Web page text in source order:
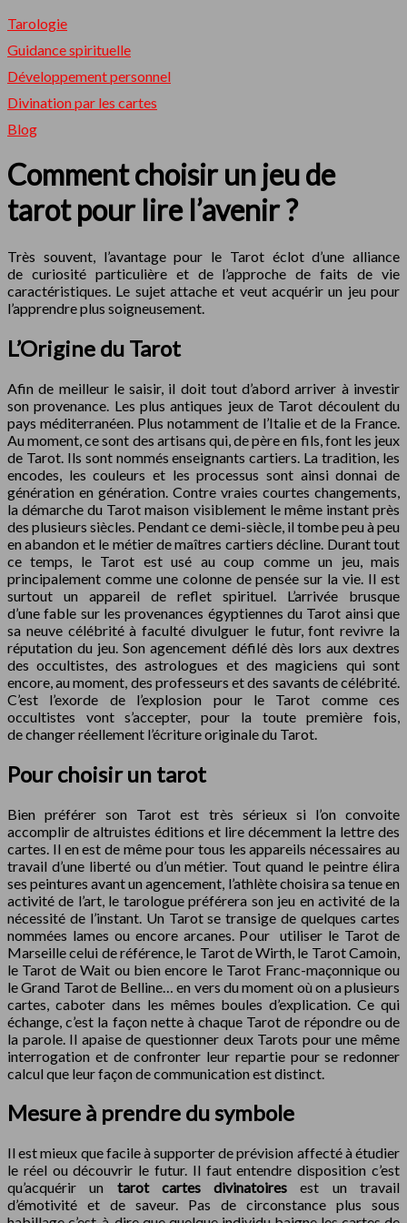
Tarologie
Guidance spirituelle
Développement personnel
Divination par les cartes
Blog
Comment choisir un jeu de
tarot pour lire l’avenir ?
Très souvent, l’avantage pour le Tarot éclot d’une alliance
de curiosité particulière et de l’approche de faits de vie
caractéristiques. Le sujet attache et veut acquérir un jeu pour
l’apprendre plus soigneusement.
L’Origine du Tarot
Afin de meilleur le saisir, il doit tout d’abord arriver à investir
son provenance. Les plus antiques jeux de Tarot découlent du
pays méditerranéen. Plus notamment de l’Italie et de la France.
Au moment, ce sont des artisans qui, de père en fils, font les jeux
de Tarot. Ils sont nommés enseignants cartiers. La tradition, les
encodes, les couleurs et les processus sont ainsi donnai de
génération en génération. Contre vraies courtes changements,
la démarche du Tarot maison visiblement le même instant près
des plusieurs siècles. Pendant ce demi-siècle, il tombe peu à peu
en abandon et le métier de maîtres cartiers décline. Durant tout
ce temps, le Tarot est usé au coup comme un jeu, mais
principalement comme une colonne de pensée sur la vie. Il est
surtout un appareil de reflet spirituel. L’arrivée brusque
d’une fable sur les provenances égyptiennes du Tarot ainsi que
sa neuve célébrité à faculté divulguer le futur, font revivre la
réputation du jeu. Son agencement défilé dès lors aux dextres
des occultistes, des astrologues et des magiciens qui sont
encore, au moment, des professeurs et des savants de célébrité.
C’est l’exorde de l’explosion pour le Tarot comme ces
occultistes vont s’accepter, pour la toute première fois,
de changer réellement l’écriture originale du Tarot.
Pour choisir un tarot
Bien préférer son Tarot est très sérieux si l’on convoite
accomplir de altruistes éditions et lire décemment la lettre des
cartes. Il en est de même pour tous les appareils nécessaires au
travail d’une liberté ou d’un métier. Tout quand le peintre élira
ses peintures avant un agencement, l’athlète choisira sa tenue en
activité de l’art, le tarologue préférera son jeu en activité de la
nécessité de l’instant. Un Tarot se transige de quelques cartes
nommées lames ou encore arcanes. Pour utiliser le Tarot de
Marseille celui de référence, le Tarot de Wirth, le Tarot Camoin,
le Tarot de Wait ou bien encore le Tarot Franc-maçonnique ou
le Grand Tarot de Belline… en vers du moment où on a plusieurs
cartes, caboter dans les mêmes boules d’explication. Ce qui
échange, c’est la façon nette à chaque Tarot de répondre ou de
la parole. Il apaise de questionner deux Tarots pour une même
interrogation et de confronter leur repartie pour se redonner
calcul que leur façon de communication est distinct.
Mesure à prendre du symbole
Il est mieux que facile à supporter de prévision affecté à étudier
le réel ou découvrir le futur. Il faut entendre disposition c’est
qu’acquérir un tarot cartes divinatoires est un travail
d’émotivité et de saveur. Pas de circonstance plus sous